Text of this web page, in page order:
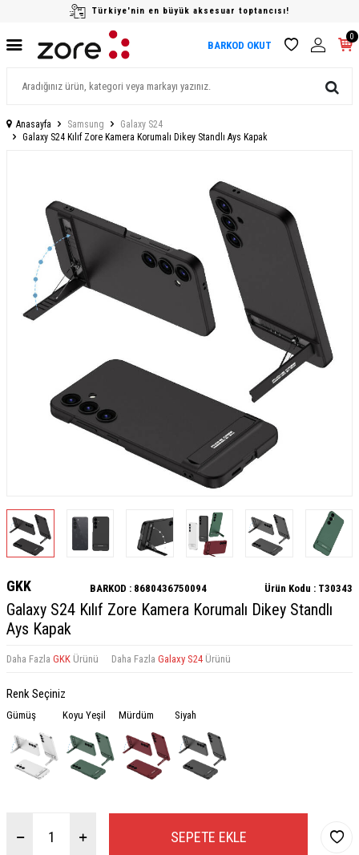
Türkiye'nin en büyük aksesuar toptancısı!
BARKOD OKUT
0
Anasayfa Samsung
Galaxy S24
Galaxy S24 Kılıf Zore Kamera Korumalı Dikey Standlı Ays Kapak
GKK BARKOD : 8680436750094 Ürün Kodu : T30343
Galaxy S24 Kılıf Zore Kamera Korumalı Dikey Standlı
Ays Kapak
Daha Fazla GKK Ürünü Daha Fazla Galaxy S24 Ürünü
Renk Seçiniz
Gümüş Koyu Yeşil Mürdüm Siyah
SEPETE EKLE